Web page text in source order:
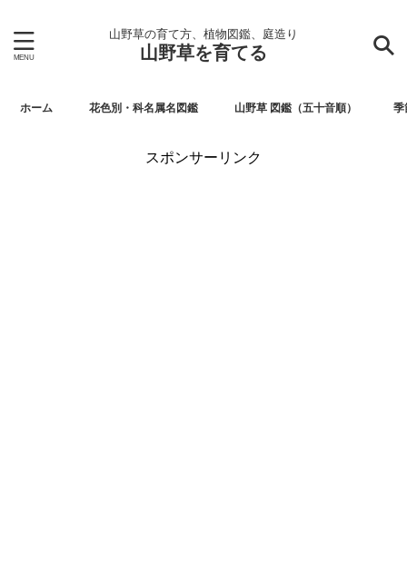
山野草の育て方、植物図鑑、庭造り
山野草を育てる
ホーム 花色別・科名属名図鑑 山野草 図鑑（五十音順） 季
スポンサーリンク